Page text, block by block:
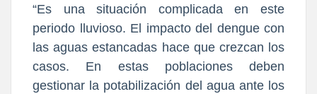
“Es una situación complicada en este
periodo lluvioso. El impacto del dengue con
las aguas estancadas hace que crezcan los
casos. En estas poblaciones deben
gestionar la potabilización del agua ante los